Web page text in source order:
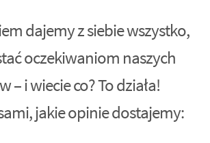
dajemy z siebie wszystko,
oczekiwaniom naszych
– i wiecie co? To działa!
jakie opinie dostajemy: